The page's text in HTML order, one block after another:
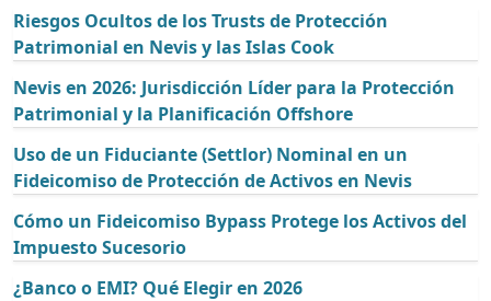
Riesgos Ocultos de los Trusts de Protección
Patrimonial en Nevis y las Islas Cook
Nevis en 2026: Jurisdicción Líder para la Protección
Patrimonial y la Planificación Offshore
Uso de un Fiduciante (Settlor) Nominal en un
Fideicomiso de Protección de Activos en Nevis
Cómo un Fideicomiso Bypass Protege los Activos del
Impuesto Sucesorio
¿Banco o EMI? Qué Elegir en 2026